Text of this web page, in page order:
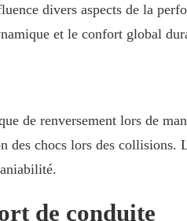
divers aspects de la
et le confort global
de renversement lors de
des chocs lors des collisions.
de conduite